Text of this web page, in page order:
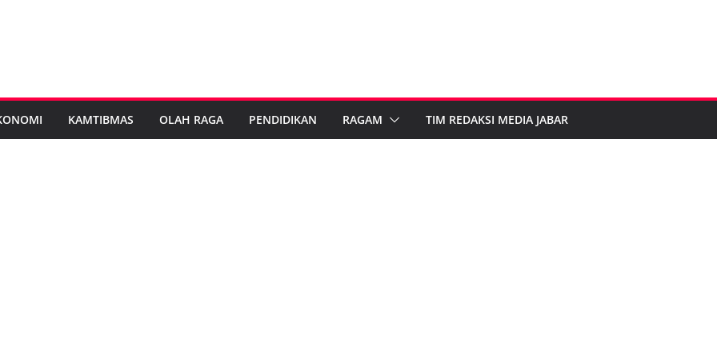
KAMTIBMAS OLAH RAGA PENDIDIKAN RAGAM TIM REDAKSI MEDIA JABAR